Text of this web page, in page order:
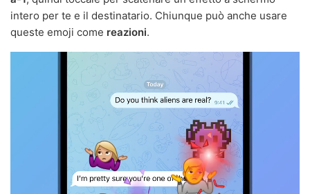
intero per te e il destinatario. Chiunque può anche usare
queste emoji come reazioni.